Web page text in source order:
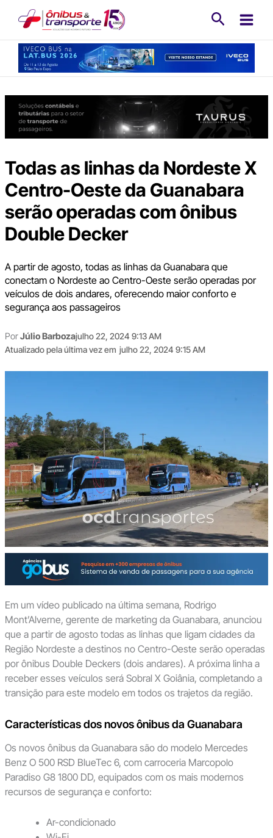
conteúdo
Todas as linhas da Nordeste X
Centro-Oeste da Guanabara
serão operadas com ônibus
Double Decker
A partir de agosto, todas as linhas da Guanabara que
conectam o Nordeste ao Centro-Oeste serão operadas por
veículos de dois andares, oferecendo maior conforto e
segurança aos passageiros
PorJúlio Barbozajulho 22, 2024 9:13 AM
Atualizado pela última vez em julho 22, 2024 9:15 AM
Em um vídeo publicado na última semana, Rodrigo
Mont’Alverne, gerente de marketing da Guanabara, anunciou
que a partir de agosto todas as linhas que ligam cidades da
Região Nordeste a destinos no Centro-Oeste serão operadas
por ônibus Double Deckers (dois andares). A próxima linha a
receber esses veículos será Sobral X Goiânia, completando a
transição para este modelo em todos os trajetos da região.
Características dos novos ônibus da Guanabara
Os novos ônibus da Guanabara são do modelo Mercedes
Benz O 500 RSD BlueTec 6, com carroceria Marcopolo
Paradiso G8 1800 DD, equipados com os mais modernos
recursos de segurança e conforto:
Ar-condicionado